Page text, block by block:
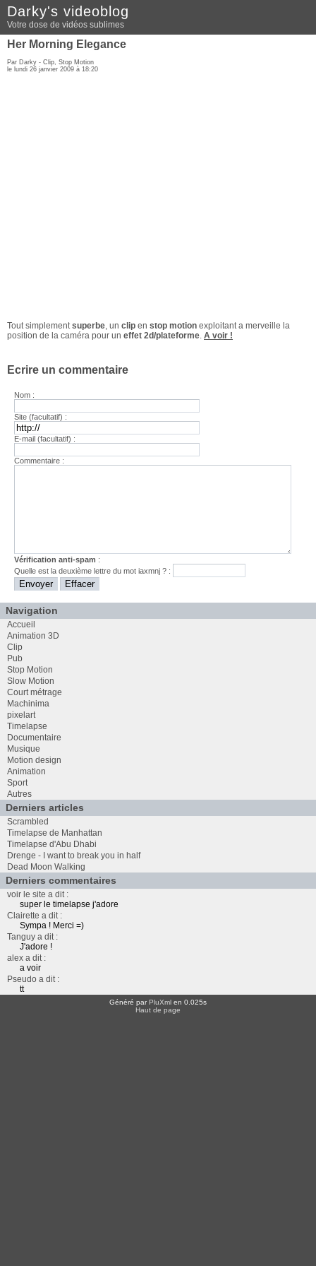
Darky's videoblog
Votre dose de vidéos sublimes
Her Morning Elegance
Par Darky - Clip, Stop Motion
le lundi 26 janvier 2009 à 18:20
Tout simplementsuperbe, un clip en stop motion exploitant a merveille la
position de la caméra pour un effet 2d/plateforme. A voir !
Ecrire un commentaire
Nom :
Site (facultatif) :
E-mail (facultatif) :
Commentaire :
Vérification anti-spam :
Quelle est ladeuxième lettre du motiaxmnj ? :
Navigation
Accueil
Animation 3D
Clip
Pub
Stop Motion
Slow Motion
Court métrage
Machinima
pixelart
Timelapse
Documentaire
Musique
Motion design
Animation
Sport
Autres
Derniers articles
Scrambled
Timelapse de Manhattan
Timelapse d'Abu Dhabi
Drenge - I want to break you in half
Dead Moon Walking
Derniers commentaires
voir le site a dit :
super le timelapse j'adore
Clairette a dit :
Sympa ! Merci =)
Tanguy a dit :
J'adore !
alex a dit :
a voir
Pseudo a dit :
tt
Généré parPluXml en 0.025s
Haut de page